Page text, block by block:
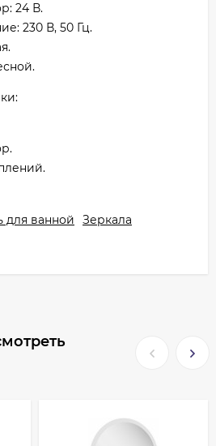
24 В.
230 В, 50 Гц.
для ванной Зеркала